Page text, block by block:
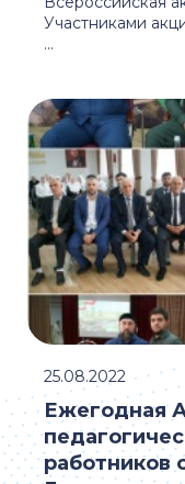
Участниками
...
Ежегодная
работников
25.08.2022